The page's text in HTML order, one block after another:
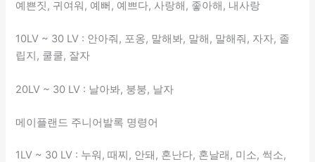
예쁜짓, 귀여워, 예뻐, 예쁘다, 사랑해, 좋아해, 내사랑
10LV ~ 30 LV : 안아줘, 포옹, 말해봐, 말해, 말해줘, 자자, 졸
립지, 쿨쿨, 잘자
20LV ~ 30 LV : 날아봐, 붕붕, 날자
메이플랜드 주니어발록 명령어
1LV ~ 30 LV : 누워, 때찌, 안돼, 혼난다, 혼날래, 미소, 썩소,